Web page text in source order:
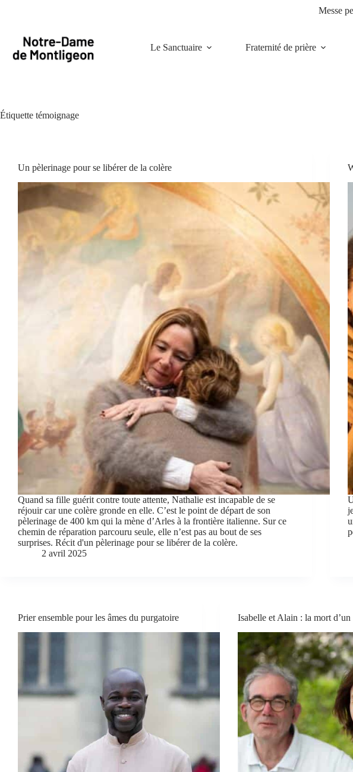
Messe
Le Sanctuaire Fraternité de prière
Étiquette témoignage
Un pèlerinage pour se libérer de la colère
Quand sa fille guérit contre toute attente, Nathalie est incapable de se
réjouir car une colère gronde en elle. C’est le point de départ de son
pèlerinage de 400 km qui la mène d’Arles à la frontière italienne. Sur ce
chemin de réparation parcouru seule, elle n’est pas au bout de ses
surprises. Récit d'un pèlerinage pour se libérer de la colère.
2 avril 2025
Prier ensemble pour les âmes du purgatoire Isabelle et Alain : la mort d’un